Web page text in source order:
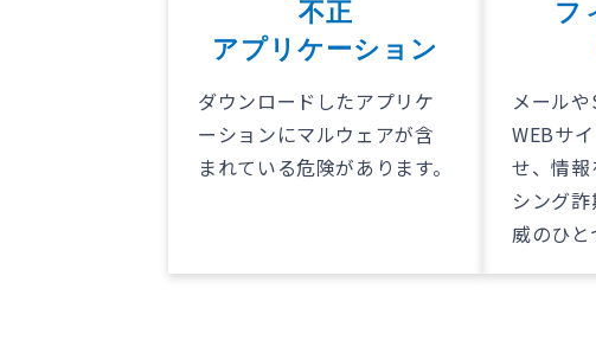
不正
アプリケーション
ダウンロードしたアプリケ
ーションにマルウェアが含
まれている危険があります。
フ
メール
WEBサ
せ、情
シング
威のひと